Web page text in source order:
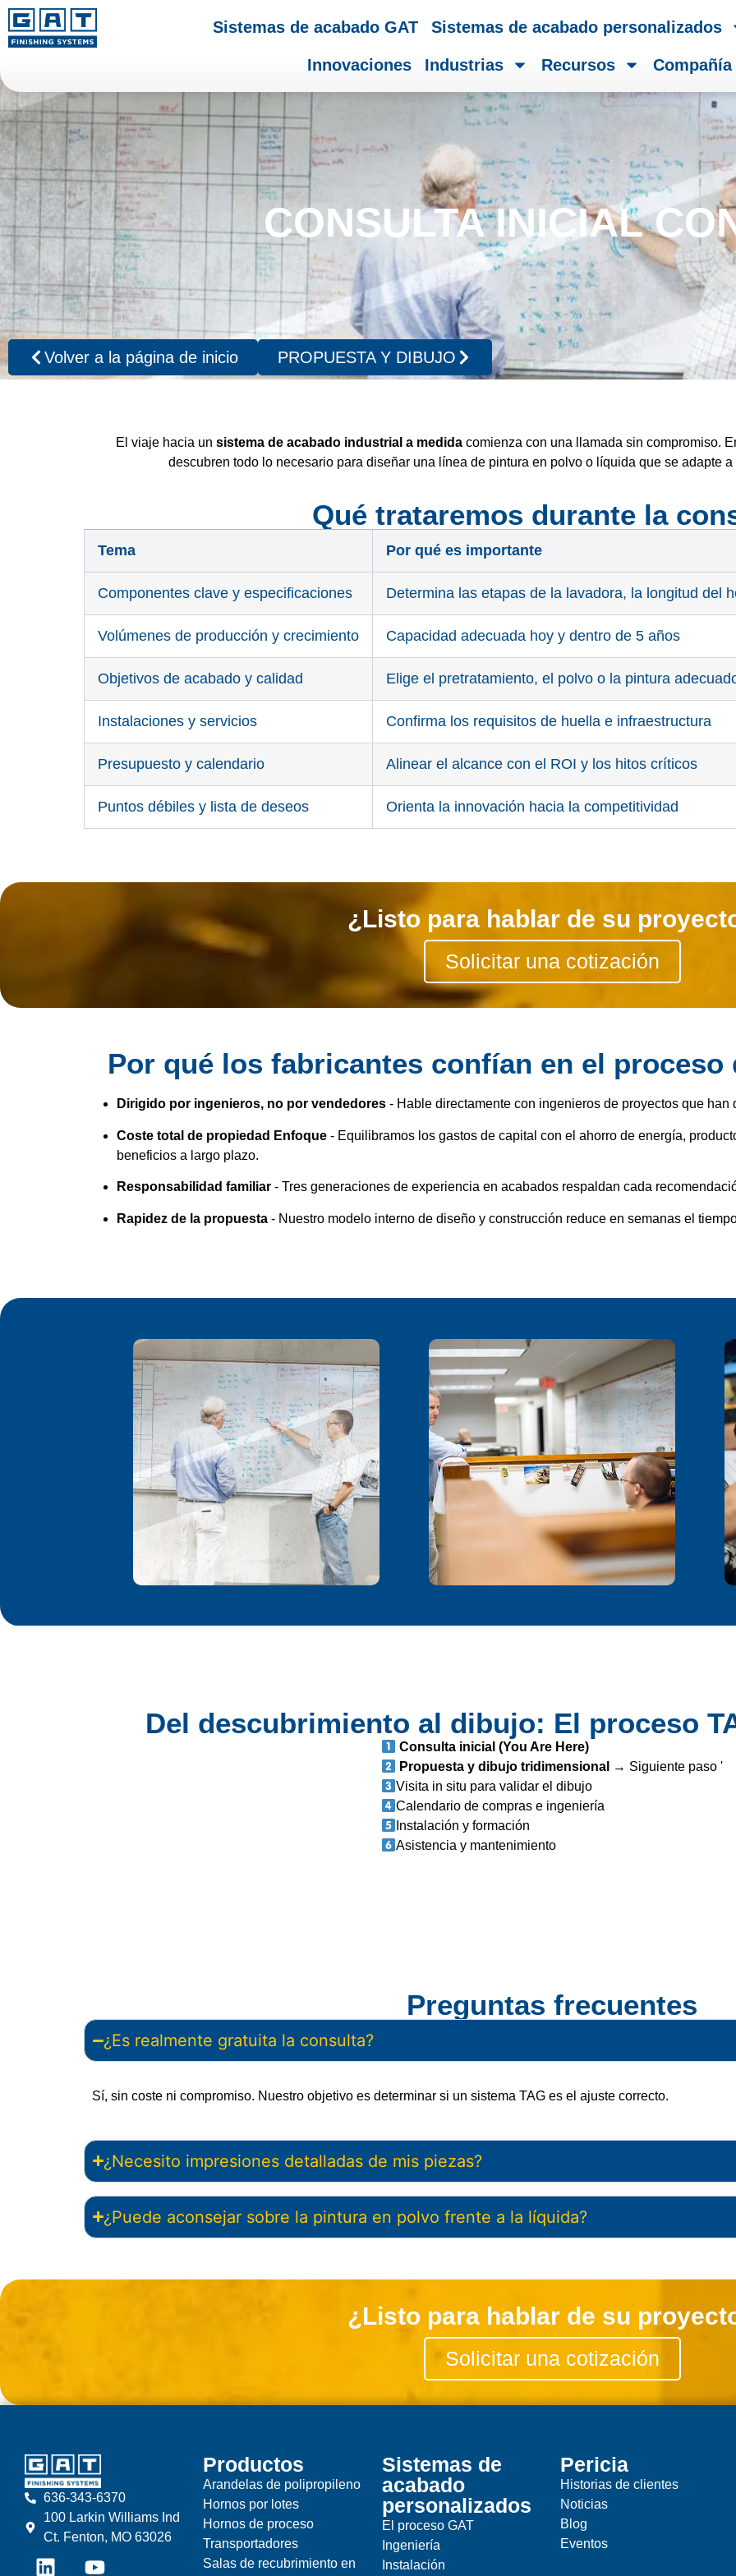
Sistemas de acabado GAT Sistemas de acabado personalizados
Innovaciones Industrias Recursos Compañía
CONSULTA INICIAL
Volver a la página de inicio PROPUESTA Y DIBUJO
El viaje hacia un sistema de acabado industrial a medida comienza con una llamada sin compromiso.
descubren todo lo necesario para diseñar una línea de pintura en polvo o líquida que se adapte
Qué trataremos durante la
Tema Por qué es importante
Componentes clave y especificaciones Determina las etapas de la lavadora, la longitud del
Volúmenes de producción y crecimiento Capacidad adecuada hoy y dentro de 5 años
Objetivos de acabado y calidad Elige el pretratamiento, el polvo o la pintura
Instalaciones y servicios Confirma los requisitos de huella e infraestructura
Presupuesto y calendario Alinear el alcance con el ROI y los hitos críticos
Puntos débiles y lista de deseos Orienta la innovación hacia la competitividad
¿Listo para hablar de su
Solicitar una cotización
Por qué los fabricantes confían en el proceso
Dirigido por ingenieros, no por vendedores - Hable directamente con ingenieros de proyectos que
Coste total de propiedad Enfoque - Equilibramos los gastos de capital con el ahorro de energía,
beneficios a largo plazo.
Responsabilidad familiar - Tres generaciones de experiencia en acabados respaldan cada
Rapidez de la propuesta - Nuestro modelo interno de diseño y construcción reduce en semanas el
Del descubrimiento al dibujo: El proceso
Consulta inicial (You Are Here)
Propuesta y dibujo tridimensional
→ Siguiente paso '
Visita in situ para validar el dibujo
Calendario de compras e ingeniería
Instalación y formación
Asistencia y mantenimiento
Preguntas frecuentes
¿Es realmente gratuita la consulta?
Sí, sin coste ni compromiso. Nuestro objetivo es determinar si un sistema TAG es el ajuste correcto.
¿Necesito impresiones detalladas de mis piezas?
¿Puede aconsejar sobre la pintura en polvo frente a la líquida?
¿Listo para hablar de su
Solicitar una cotización
636-343-6370
100 Larkin Williams Ind
Ct. Fenton, MO 63026
Productos
Arandelas de polipropileno
Hornos por lotes
Hornos de proceso
Transportadores
Salas de recubrimiento en
Sistemas de
acabado
personalizados
El proceso GAT
Ingeniería
Instalación
Pericia
Historias de clientes
Noticias
Blog
Eventos